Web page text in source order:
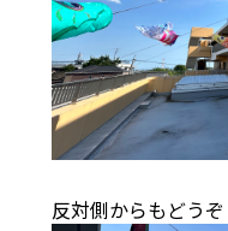
反対側からもどう